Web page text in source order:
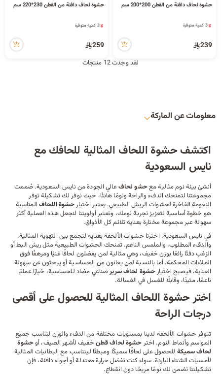
حشوة لحاف دافئة من القطن 200*200 سم
3 كمية متوفرة
3 كمية متوفرة
239
حشوة لحاف دافئة من القطن 230*220 سم
3 كمية متوفرة
3 كمية متوفرة
259
لقد وجدت 12 منتجات
معلومات عن الماركة
اكتشف حشوة اللحاف المثالية للحافك مع
نايس السعودية
أنشئ بيئة نوم مثالية معحشو لحافعالي الجودة من نايس السعودية. صُممت
مجموعتنا لتمنحك الدفء والراحة ونومًا هانئًا، حيث نوفر لك تشكيلة توفر
النعومة الفاخرة لحشوات الريش الطبيعي. يعتبر اختيارحشوةاللحافالمناسبة
هو خطوة أساسية لتعزيز تجربة نومك، وتعتبر أولويتنا لنجعل هذه العملية أكثر
سهولة عبر مجموعة مختارة بعناية تلائم كل الأذواق.
في نايس السعودية، اخترنا حشوات الألحفة بعناية لتجمع بين التهوية المثالية،
والدفء المطلوب، والملمس الناعم. تمنحك الحشوات الطبيعية مثل ريش البط أو
الزغب دفئًا رائعًا بوزن خفيف، وهي مثالية لمن يفضلون لحافًا غنيًا ومرهفًا فوق
الملاءات المحكمة. أما بالنسبة لمن يعانون من الحساسية أو يبحثون عن سهولة
العناية، فيصبح اختيارحشوة لحاف سريرصناعي مضاد للحساسية، خيارًا عمليًا
ناعمًا، متينًا، وقابلًا للغسل في الغسالة.
اختر حشوة اللحاف المثالية للحصول على أقصى
درجات الراحة
تتوفر حشوات الألحفة لدينا بمستويات مختلفة من الدفء والوزن لتناسب جميع
المواسم وأنماط النوم. اخترحشوة لحاف قطنخفيف لأشهر الصيف، أوحشوة
لحاف سميكةللحصول على لحافًا سميكًا ومبطنًا ليتناسب معالبطانياتالمثالية
لأمسيات الشتاء الباردة. سواء كنت تفضل حرارة معتدلة أو أجواء دافئة، فإن
تشكيلتنا تضمن لك نومًا مريحًا دون انقطاع.